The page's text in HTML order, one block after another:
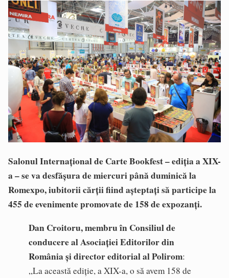
Salonul Internațional de Carte Bookfest – ediția a XIX-
a – se va desfășura de miercuri până duminică la
Romexpo, iubitorii cărții fiind așteptațisă participe la
455 de evenimente promovate de 158 de expozanți.
Dan Croitoru, membru în Consiliul de
conducere al Asociației Editorilor din
România și director editorial al Polirom:
„La această ediție, a XIX-a, o să avem 158 de